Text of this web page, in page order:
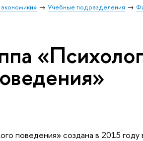
Учебные подразделения
поведения» создана в 2015 году